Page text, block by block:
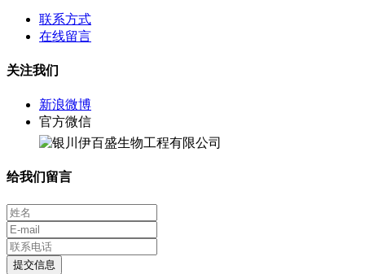
联系方式
在线留言
关注我们
新浪微博
官方微信
给我们留言
提交信息